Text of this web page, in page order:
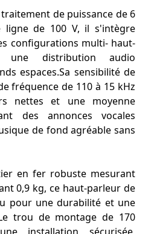
de puissance de 6
de 100 V, il s'intègre
configurations multi- haut-
une distribution audio
espaces.Sa sensibilité de
fréquence de 110 à 15 kHz
nettes et une moyenne
des annonces vocales
de fond agréable sans
en fer robuste mesurant
0,9 kg, ce haut-parleur de
pour une durabilité et une
trou de montage de 170